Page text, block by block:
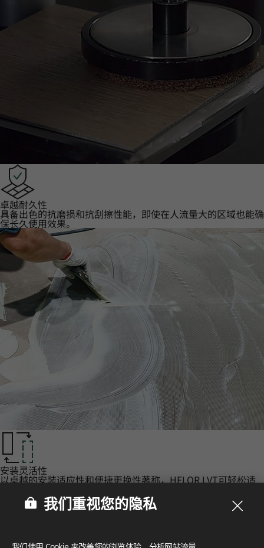
卓越耐久性‌
具备出色的抗磨损和抗刮擦性能，即使在人流量大的区域也能确
保长久使用效果。
安装灵活性‌
以卓越的安装适应性和便捷更换性著称，HFLOR LVT可轻松适
认证‌我们重视您的隐私